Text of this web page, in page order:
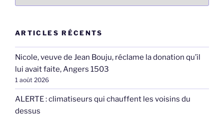
ARTICLES RÉCENTS
Nicole, veuve de Jean Bouju, réclame la donation qu’il
lui avait faite, Angers 1503
1 août 2026
ALERTE : climatiseurs qui chauffent les voisins du
dessus